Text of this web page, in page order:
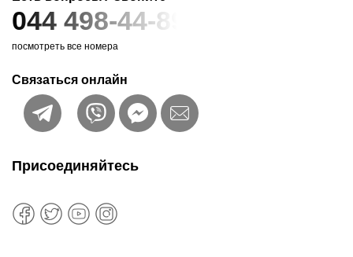
044 498-44-89
посмотреть все номера
Связаться онлайн
Присоединяйтесь